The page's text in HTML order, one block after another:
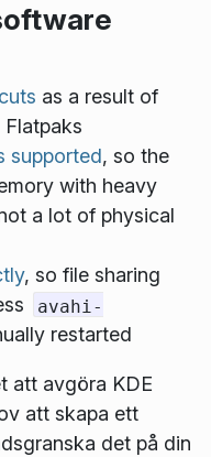
as a result of
supported, so the
with heavy
a lot of physical
, so file sharing
avahi-
restarted
att avgöra KDE
att skapa ett
det på din